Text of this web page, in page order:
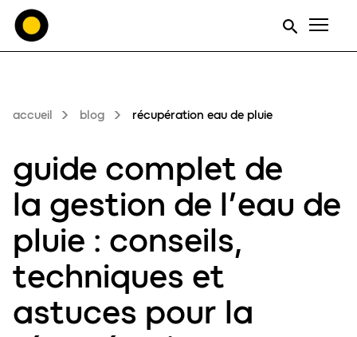
accueil blog récupération eau de pluie
guide complet de
la gestion de l’eau de
pluie : conseils,
techniques et
astuces pour la